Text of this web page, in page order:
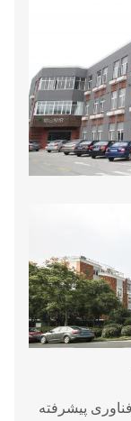
پیشرفته